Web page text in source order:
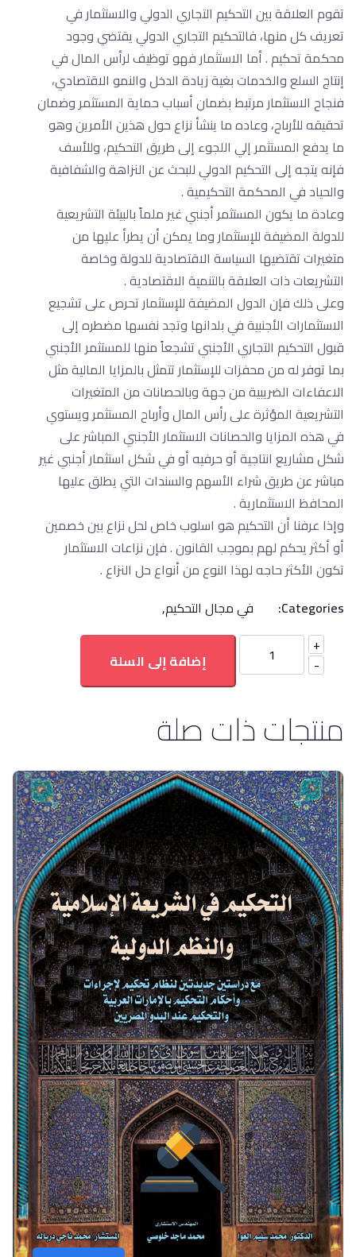
تقوم العلاقة بين التحكيم التجاري الدولي والاستثمار في
تعريف كل منها، فالتحكيم التجاري الدولي يقتضي وجود
محكمة تحكيم . أما الاستثمار فهو توظيف لرأس المال في
إنتاج السلع والخدمات بغية زيادة الدخل والنمو الاقتصادي،
فنجاح الاستثمار مرتبط بضمان أسباب حماية المستثمر وضمان
تحقيقه للأرباح، وعاده ما ينشأ نزاع حول هذين الأمرين وهو
ما يدفع المستثمر إلي اللجوء إلى طريق التحكيم، وللأسف
فإنه يتجه إلى التحكيم الدولي للبحث عن النزاهة والشفافية
والحياد في المحكمة التحكيمية .
وعادة ما يكون المستثمر أجنبي غير ملماً بالبيئة التشريعية
للدولة المضيفة للإستثمار وما يمكن أن يطرأ عليها من
متغيرات تقتضيها السياسة الاقتصادية للدولة وخاصة
التشريعات ذات العلاقة بالتنمية الاقتصادية .
وعلى ذلك فإن الدول المضيفة للإستثمار تحرص على تشجيع
الاستثمارات الأجنبية في بلدانها وتجد نفسها مضطره إلى
قبول التحكيم التجاري الأجنبي تشجعاً منها للمستثمر الأجنبي
بما توفر له من محفزات للإستثمار تتمثل بالمزايا المالية مثل
الاعفاءات الضريبية من جهة وبالحصانات من المتغيرات
التشريعية المؤثرة على رأس المال وأرباح المستثمر ويستوي
في هذه المزايا والحصانات الاستثمار الأجنبي المباشر على
شكل مشاريع انتاجية أو حرفيه أو في شكل استثمار أجنبي غير
مباشر عن طريق شراء الأسهم والسندات التي يطلق عليها
المحافظ الاستثمارية .
وإذا عرفنا أن التحكيم هو اسلوب خاص لحل نزاع بين خصمين
أو أكثر يحكم لهم بموجب القانون . فإن نزاعات الاستثمار
تكون الأكثر حاجه لهذا النوع من أنواع حل النزاع .
Categories:
في مجال التحكيم,
إضافة إلى السلة
منتجات ذات صلة